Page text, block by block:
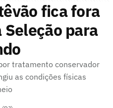
fica fora
para
tratamento conservador
as condições físicas